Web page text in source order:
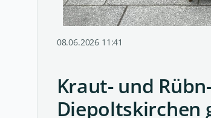
08.06.2026 11:41
Kraut- und
Diepoltskirchen